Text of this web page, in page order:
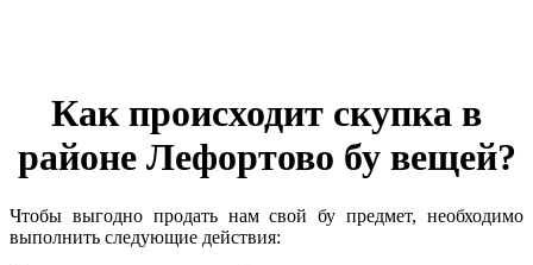
Как происходит скупка в
районе Лефортово бу вещей?
Чтобы выгодно продать нам свой бу предмет, необходимо
выполнить следующие действия: